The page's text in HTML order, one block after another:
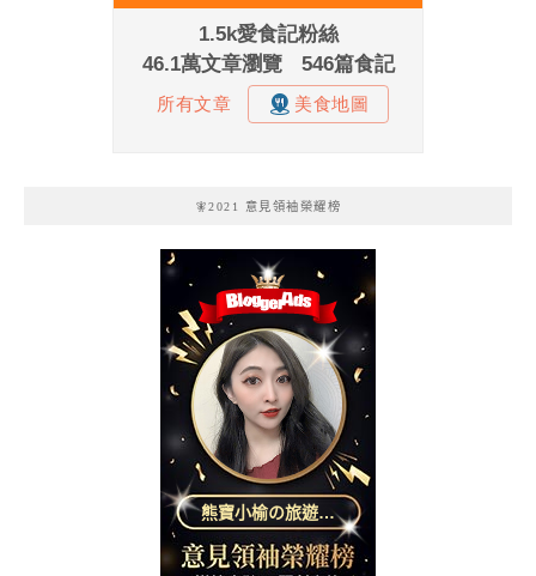
🧚2021 意見領袖榮耀榜
熊寶小榆の旅遊日
記